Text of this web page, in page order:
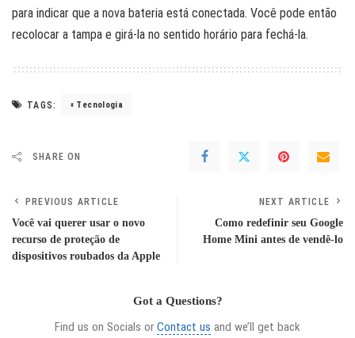
para indicar que a nova bateria está conectada. Você pode então
recolocar a tampa e girá-la no sentido horário para fechá-la.
TAGS: Tecnologia
SHARE ON
PREVIOUS ARTICLE
Você vai querer usar o novo
recurso de proteção de
dispositivos roubados da Apple
NEXT ARTICLE
Como redefinir seu Google
Home Mini antes de vendê-lo
Got a Questions?
Find us on Socials or Contact us and we’ll get back